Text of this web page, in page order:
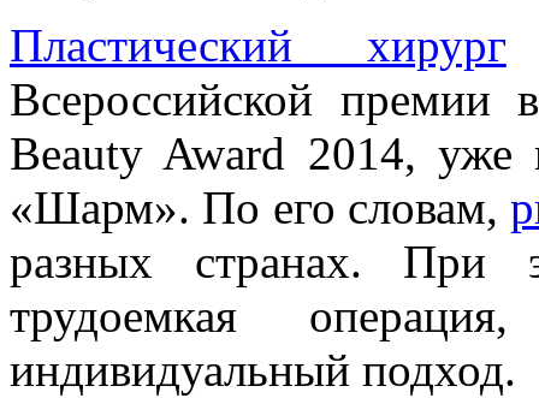
Пластический хирург
Всероссийской премии
Beauty Award 2014, уже
«Шарм». По его словам,
разных странах. При
трудоемкая
индивидуальный подход.